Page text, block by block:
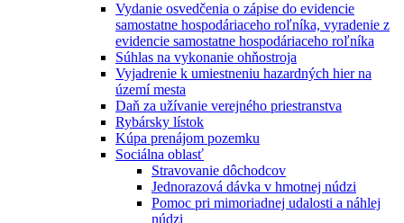
Vydanie osvedčenia o zápise do evidencie
samostatne hospodáriaceho roľníka, vyradenie z
evidencie samostatne hospodáriaceho roľníka
Súhlas na vykonanie ohňostroja
Vyjadrenie k umiestneniu hazardných hier na
území mesta
Daň za užívanie verejného priestranstva
Rybársky lístok
Kúpa prenájom pozemku
Sociálna oblasť
Stravovanie dôchodcov
Jednorazová dávka v hmotnej núdzi
Pomoc pri mimoriadnej udalosti a náhlej
núdzi